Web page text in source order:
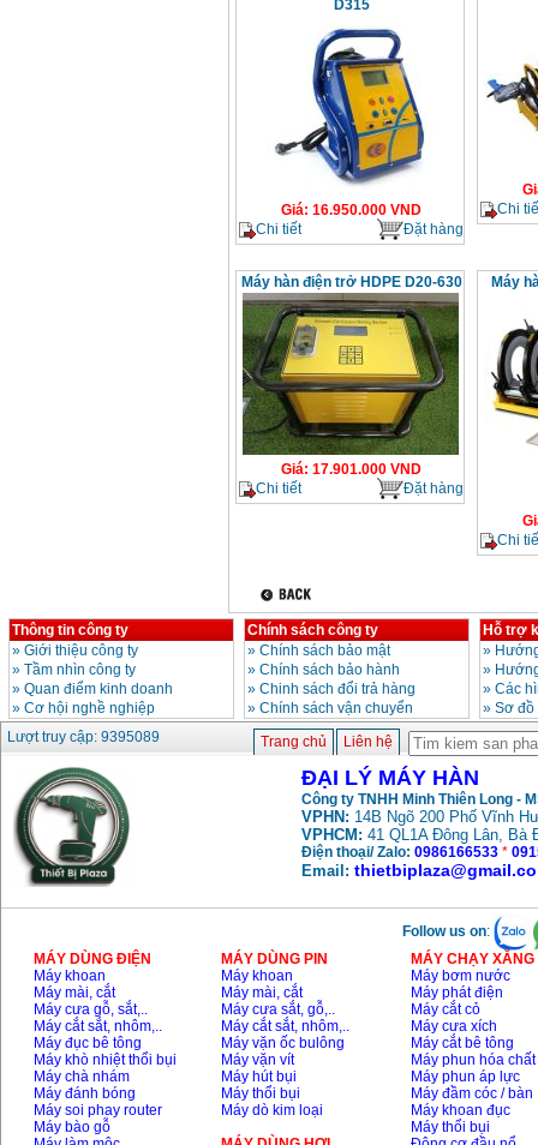
D315
Giá: 16.950.000 VND
Chi tiết
Đặt hàng
Chi
Máy hàn điện trở HDPE D20-630
Giá: 17.901.000 VND
Chi tiết
Đặt hàng
Máy
Chi
Thông tin công ty
» Giới thiệu công ty
» Tầm nhìn công ty
» Quan điểm kinh doanh
» Cơ hội nghề nghiệp
Chính sách công ty
» Chính sách bảo mật
» Chính sách bảo hành
» Chinh sách đổi trả hàng
» Chính sách vận chuyển
Hỗ trợ
»
»
» Các
» Sơ
Lượt truy cập: 9395089
Trang chủ Liên hệ
ĐẠI LÝ MÁY HÀN
Công ty TNHH Minh Thiên Long -
VPHN: 14B Ngõ 200 Phố Vĩnh
VPHCM: 41 QL1A Đông Lân, Bà
Điện thoại/ Zalo: 0986166533 *
Email:
Follow us on:
MÁY DÙNG ĐIỆN
Máy khoan
Máy mài, cắt
Máy cưa gỗ, sắt,..
Máy cắt sắt, nhôm,..
Máy đục bê tông
Máy khò nhiệt thổi bụi
Máy chà nhám
Máy đánh bóng
Máy soi phay router
Máy bào gỗ
MÁY DÙNG PIN
Máy khoan
Máy mài, cắt
Máy cưa sắt, gỗ,..
Máy cắt sắt, nhôm,..
Máy vặn ốc bulông
Máy vặn vít
Máy hút bụi
Máy thổi bụi
Máy dò kim loại
MÁY CHẠY
Máy bơm nước
Máy phát điện
Máy cắt cỏ
Máy cưa xích
Máy cắt bê tông
Máy phun hóa chất
Máy phun áp lực
Máy đầm cóc / bàn
Máy khoan đục
Máy thổi bụi